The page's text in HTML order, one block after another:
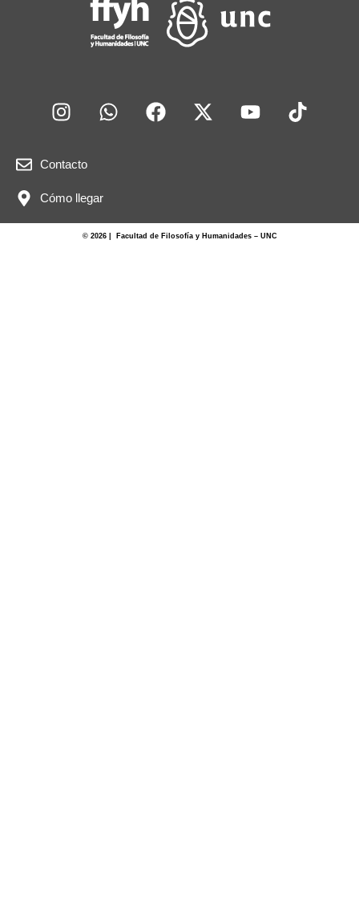
Contacto
Cómo llegar
© 2026 | Facultad de Filosofía y Humanidades – UNC